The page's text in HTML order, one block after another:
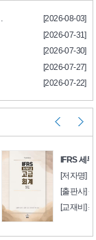
[2026-08-03]
[2026-07-31]
[2026-07-30]
[2026-07-27]
[2026-07-22]
IFRS 세
[저자명]
[출판사]
[교재비]